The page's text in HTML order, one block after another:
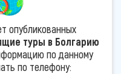
опубликованных
туры в Болгарию
по данному
по телефону: